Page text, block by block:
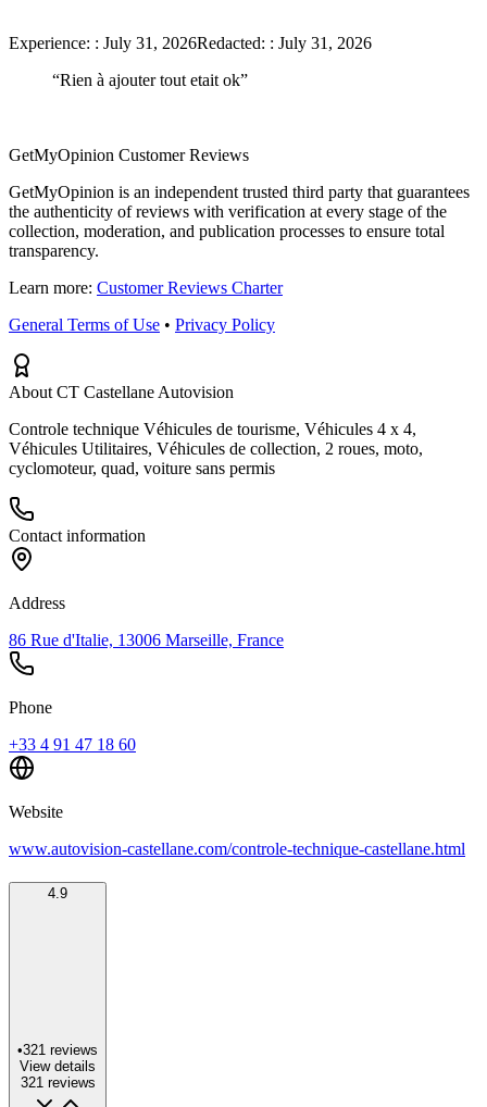
Experience: : July 31, 2026Redacted: : July 31, 2026
“Rien à ajouter tout etait ok”
GetMyOpinion Customer Reviews
GetMyOpinion is an independent trusted third party that guarantees
the authenticity of reviews with verification at every stage of the
collection, moderation, and publication processes to ensure total
transparency.
Learn more: Customer Reviews Charter
General Terms of Use • Privacy Policy
About CT Castellane Autovision
Controle technique Véhicules de tourisme, Véhicules 4 x 4,
Véhicules Utilitaires, Véhicules de collection, 2 roues, moto,
cyclomoteur, quad, voiture sans permis
Contact information
Address
86 Rue d'Italie, 13006 Marseille, France
Phone
+33 4 91 47 18 60
Website
www.autovision-castellane.com/controle-technique-castellane.html
4.9
•321 reviews
View details
321 reviews